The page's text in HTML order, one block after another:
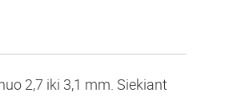
2,7 iki 3,1 mm. Siekiant